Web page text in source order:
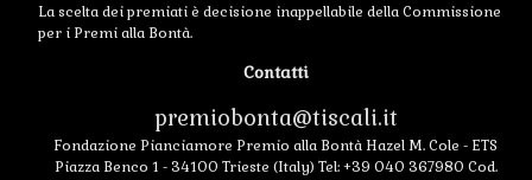
La scelta dei premiati è decisione inappellabile della Commissione
per i Premi alla Bontà.
Contatti
premiobonta@tiscali.it
Fondazione Pianciamore Premio alla Bontà Hazel M. Cole - ETS
Piazza Benco 1 - 34100 Trieste (Italy) Tel: +39 040 367980 Cod.